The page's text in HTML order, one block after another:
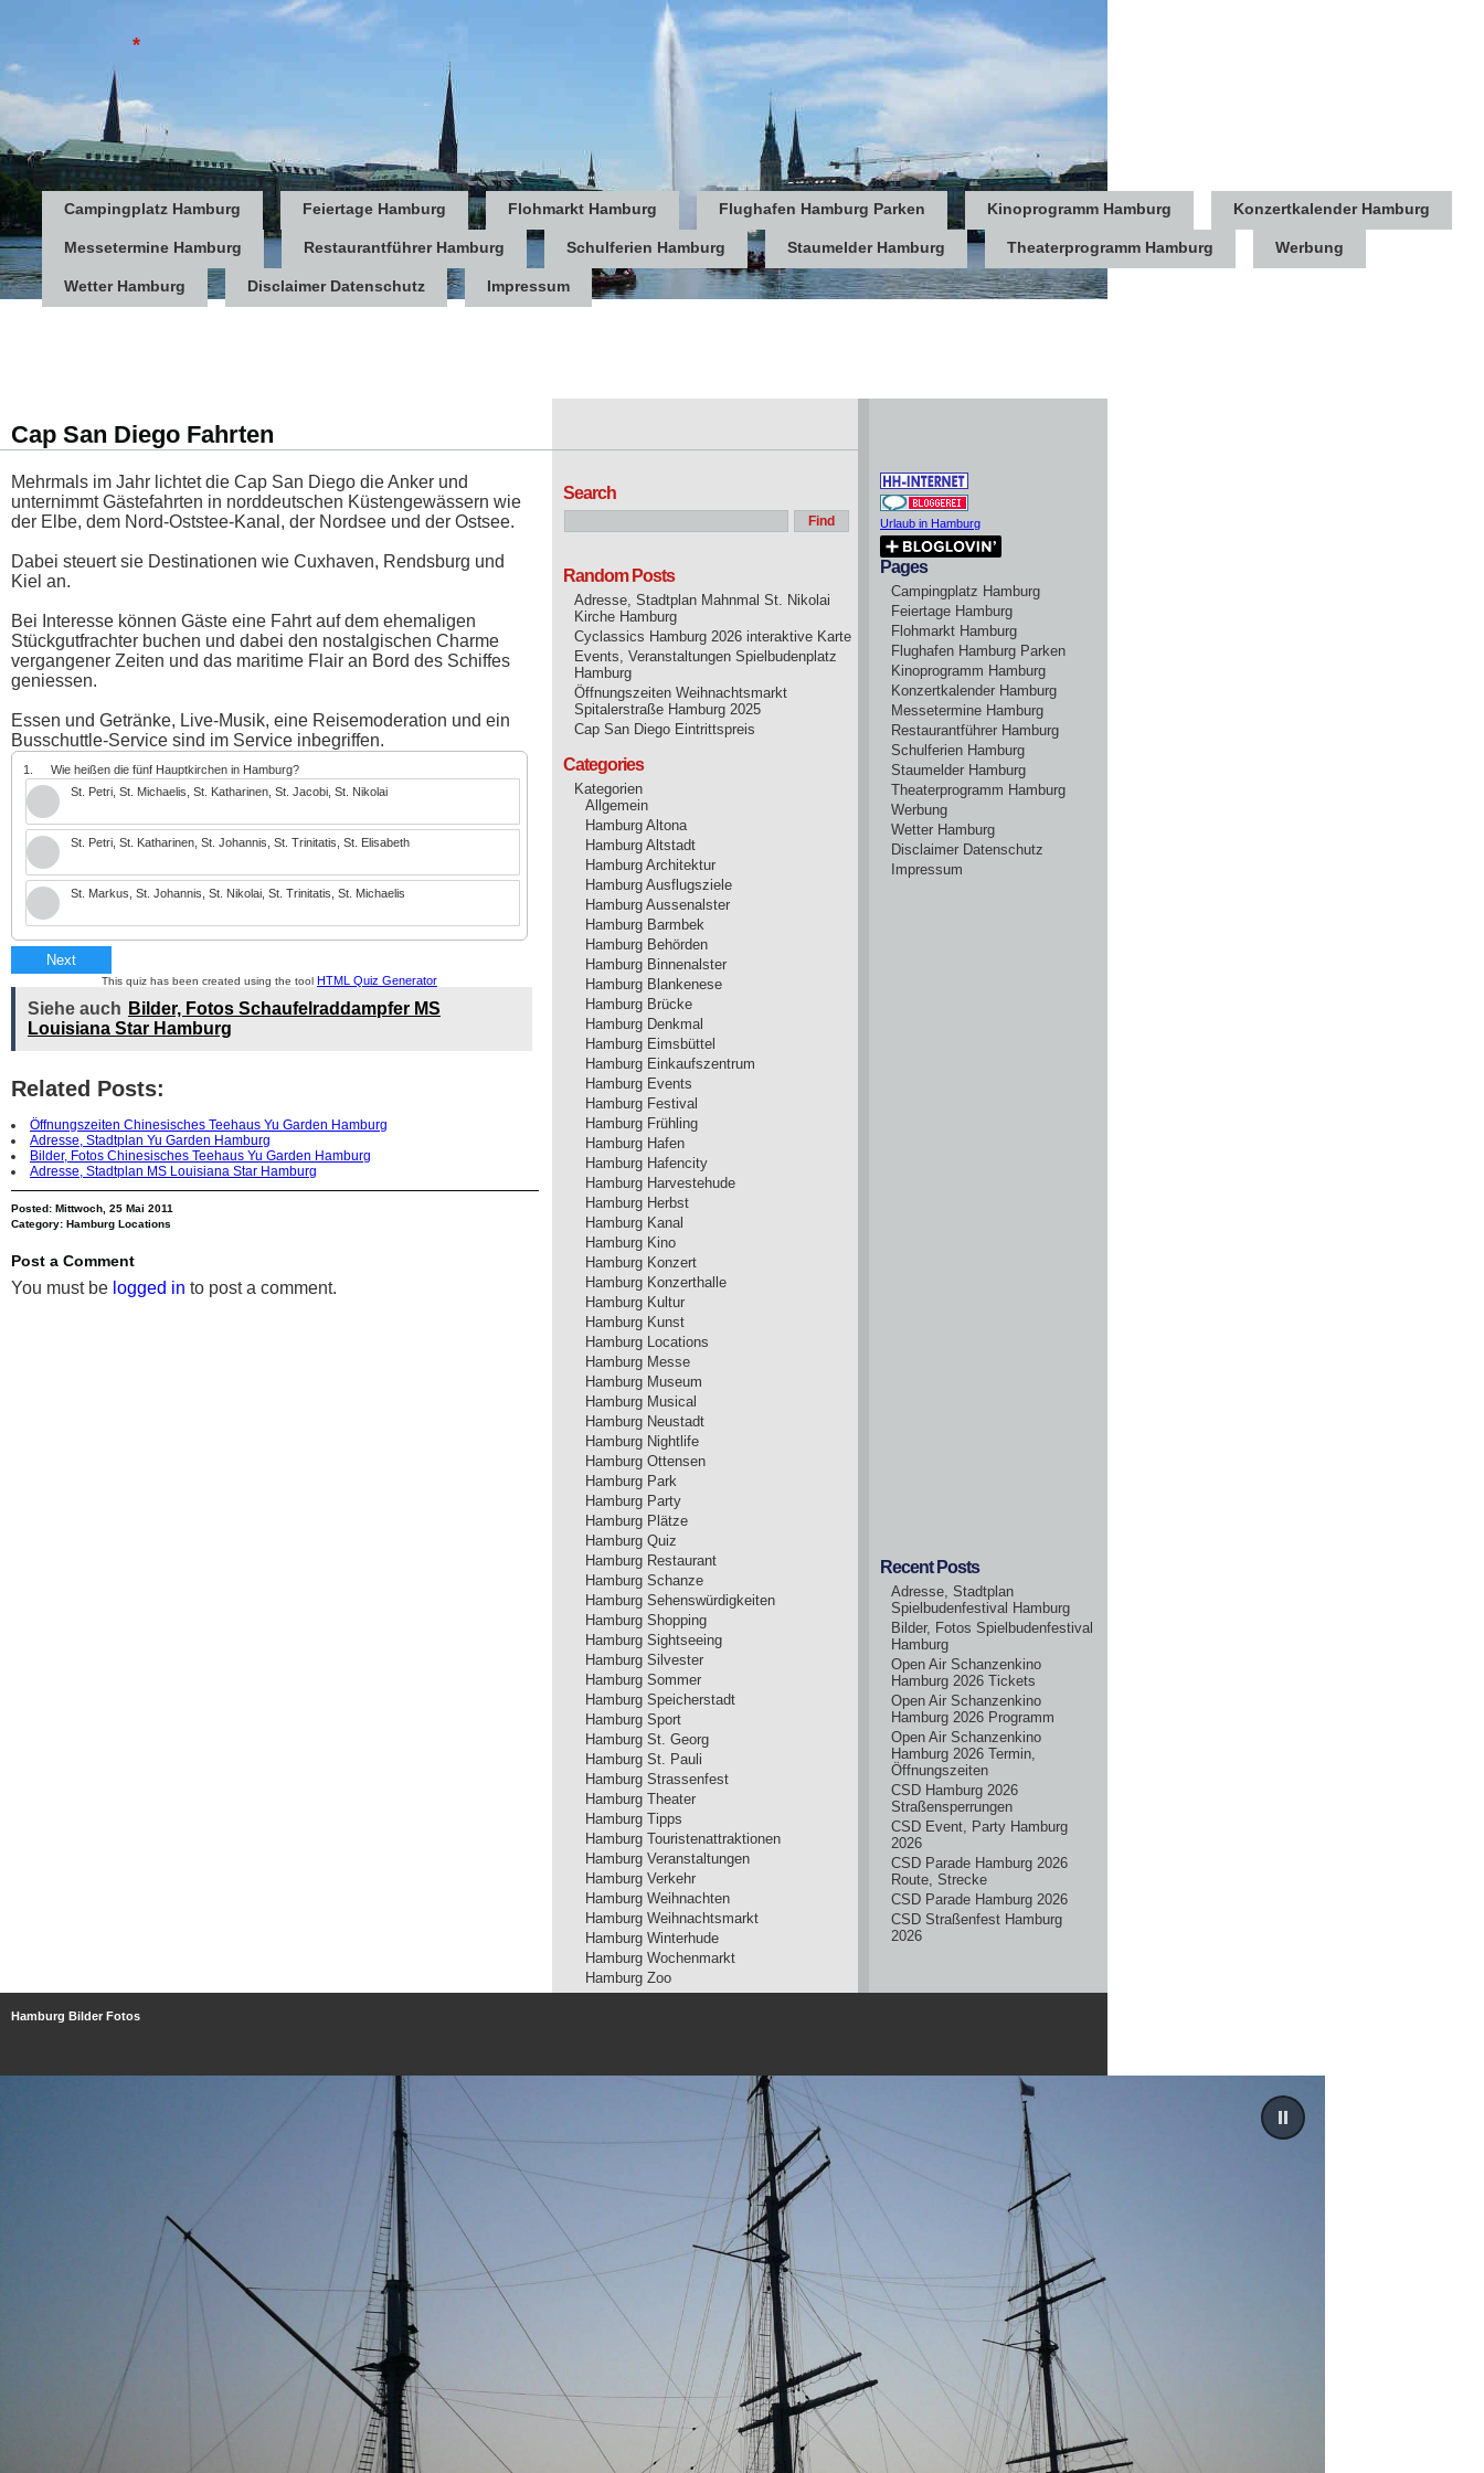
*
Campingplatz Hamburg Feiertage Hamburg Flohmarkt Hamburg Flughafen Hamburg Parken Kinoprogramm Hamburg Konzertkalender Hamburg
Messetermine Hamburg Restaurantführer Hamburg Schulferien Hamburg Staumelder Hamburg Theaterprogramm Hamburg Werbung
Wetter Hamburg Disclaimer Datenschutz Impressum
Cap San Diego Fahrten
Mehrmals im Jahr lichtet die Cap San Diego die Anker und
unternimmt Gästefahrten in norddeutschen Küstengewässern wie
der Elbe, dem Nord-Oststee-Kanal, der Nordsee und der Ostsee.
Dabei steuert sie Destinationen wie Cuxhaven, Rendsburg und
Kiel an.
Bei Interesse können Gäste eine Fahrt auf dem ehemaligen
Stückgutfrachter buchen und dabei den nostalgischen Charme
vergangener Zeiten und das maritime Flair an Bord des Schiffes
geniessen.
Essen und Getränke, Live-Musik, eine Reisemoderation und ein
Busschuttle-Service sind im Service inbegriffen.
1.
Wie heißen die fünf Hauptkirchen in Hamburg?
St. Petri, St. Michaelis, St. Katharinen, St. Jacobi, St. Nikolai
St. Petri, St. Katharinen, St. Johannis, St. Trinitatis, St. Elisabeth
St. Markus, St. Johannis, St. Nikolai, St. Trinitatis, St. Michaelis
Next
This quiz has been created using the tool HTML Quiz Generator
Siehe auch Bilder, Fotos Schaufelraddampfer MS
Louisiana Star Hamburg
Related Posts:
Öffnungszeiten Chinesisches Teehaus Yu Garden Hamburg
Adresse, Stadtplan Yu Garden Hamburg
Bilder, Fotos Chinesisches Teehaus Yu Garden Hamburg
Adresse, Stadtplan MS Louisiana Star Hamburg
Posted: Mittwoch, 25 Mai 2011
Category: Hamburg Locations
Post a Comment
You must be logged in to post a comment.
Search
Random Posts
Adresse, Stadtplan Mahnmal St. Nikolai
Kirche Hamburg
Cyclassics Hamburg 2026 interaktive Karte
Events, Veranstaltungen Spielbudenplatz
Hamburg
Öffnungszeiten Weihnachtsmarkt
Spitalerstraße Hamburg 2025
Cap San Diego Eintrittspreis
Categories
Kategorien
Allgemein
Hamburg Altona
Hamburg Altstadt
Hamburg Architektur
Hamburg Ausflugsziele
Hamburg Aussenalster
Hamburg Barmbek
Hamburg Behörden
Hamburg Binnenalster
Hamburg Blankenese
Hamburg Brücke
Hamburg Denkmal
Hamburg Eimsbüttel
Hamburg Einkaufszentrum
Hamburg Events
Hamburg Festival
Hamburg Frühling
Hamburg Hafen
Hamburg Hafencity
Hamburg Harvestehude
Hamburg Herbst
Hamburg Kanal
Hamburg Kino
Hamburg Konzert
Hamburg Konzerthalle
Hamburg Kultur
Hamburg Kunst
Hamburg Locations
Hamburg Messe
Hamburg Museum
Hamburg Musical
Hamburg Neustadt
Hamburg Nightlife
Hamburg Ottensen
Hamburg Park
Hamburg Party
Hamburg Plätze
Hamburg Quiz
Hamburg Restaurant
Hamburg Schanze
Hamburg Sehenswürdigkeiten
Hamburg Shopping
Hamburg Sightseeing
Hamburg Silvester
Hamburg Sommer
Hamburg Speicherstadt
Hamburg Sport
Hamburg St. Georg
Hamburg St. Pauli
Hamburg Strassenfest
Hamburg Theater
Hamburg Tipps
Hamburg Touristenattraktionen
Hamburg Veranstaltungen
Hamburg Verkehr
Hamburg Weihnachten
Hamburg Weihnachtsmarkt
Hamburg Winterhude
Hamburg Wochenmarkt
Hamburg Zoo
Urlaub in Hamburg
Pages
Campingplatz Hamburg
Feiertage Hamburg
Flohmarkt Hamburg
Flughafen Hamburg Parken
Kinoprogramm Hamburg
Konzertkalender Hamburg
Messetermine Hamburg
Restaurantführer Hamburg
Schulferien Hamburg
Staumelder Hamburg
Theaterprogramm Hamburg
Werbung
Wetter Hamburg
Disclaimer Datenschutz
Impressum
Recent Posts
Adresse, Stadtplan
Spielbudenfestival Hamburg
Bilder, Fotos Spielbudenfestival
Hamburg
Open Air Schanzenkino
Hamburg 2026 Tickets
Open Air Schanzenkino
Hamburg 2026 Programm
Open Air Schanzenkino
Hamburg 2026 Termin,
Öffnungszeiten
CSD Hamburg 2026
Straßensperrungen
CSD Event, Party Hamburg
2026
CSD Parade Hamburg 2026
Route, Strecke
CSD Parade Hamburg 2026
CSD Straßenfest Hamburg
2026
Hamburg Bilder Fotos